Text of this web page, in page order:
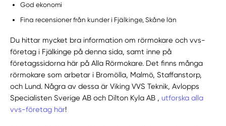
God ekonomi
Fina recensioner från kunder i Fjälkinge, Skåne län
Du hittar mycket bra information om rörmokare och vvs-
företag i Fjälkinge på denna sida, samt inne på
företagssidorna här på Alla Rörmokare. Det finns många
rörmokare som arbetar i Bromölla, Malmö, Staffanstorp,
och Lund. Några av dessa är Viking VVS Teknik, Avlopps
Specialisten Sverige AB och Dilton Kyla AB ,utforska alla
vvs-företag här!